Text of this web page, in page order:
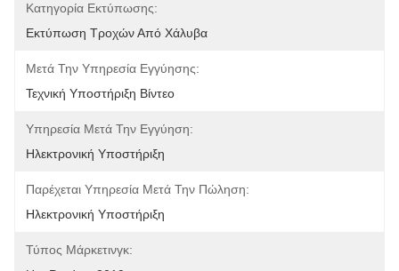
Κατηγορία Εκτύπωσης:
Εκτύπωση Τροχών Από Χάλυβα
Μετά Την Υπηρεσία Εγγύησης:
Τεχνική Υποστήριξη Βίντεο
Υπηρεσία Μετά Την Εγγύηση:
Ηλεκτρονική Υποστήριξη
Παρέχεται Υπηρεσία Μετά Την Πώληση:
Ηλεκτρονική Υποστήριξη
Τύπος Μάρκετινγκ: